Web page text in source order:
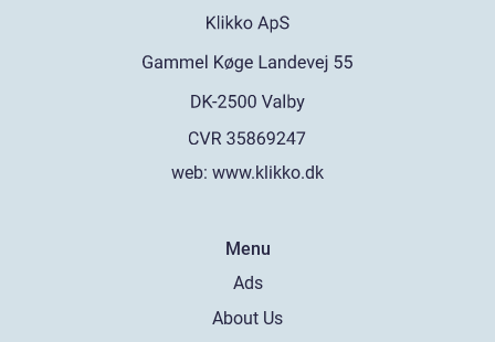
web: www.klikko.dk
Menu
Ads
About Us